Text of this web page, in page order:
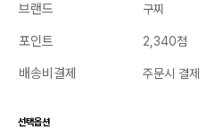
브랜드 구찌
포인트 2,340점
배송비결제 주문시 결제
선택옵션